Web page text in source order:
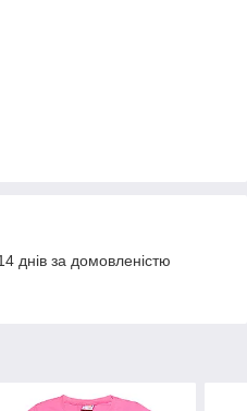
днів за домовленістю